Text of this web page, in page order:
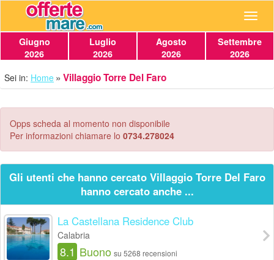
Giugno
2026
Luglio
2026
Agosto
2026
Settembre
2026
Sei in: Home Villaggio Torre Del Faro
Opps scheda al momento non disponibile
Per informazioni chiamare lo 0734.278024
Gli utenti che hanno cercato Villaggio Torre Del Faro
hanno cercato anche ...
La Castellana Residence Club
Calabria
8.1 Buono su 5268 recensioni